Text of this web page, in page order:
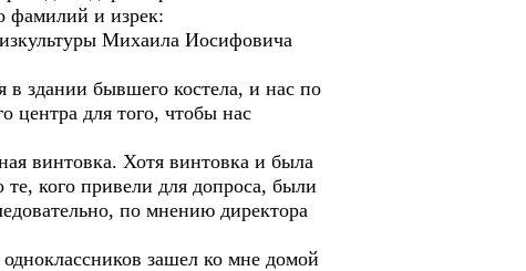
фамилий и изрек:
Михаила Иосифовича
здании бывшего костела, и нас по
центра для того, чтобы нас
винтовка. Хотя винтовка и была
кого привели для допроса, были
по мнению директора
зашел ко мне домой